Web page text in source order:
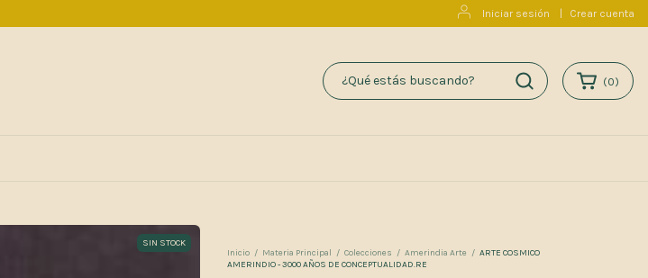
Iniciar sesión Crear cuenta
(0)
SIN STOCK
Inicio / Materia Principal / Colecciones / Amerindia Arte / ARTE COSMICO
AMERINDIO - 3000 AÑOS DE CONCEPTUALIDAD.RE